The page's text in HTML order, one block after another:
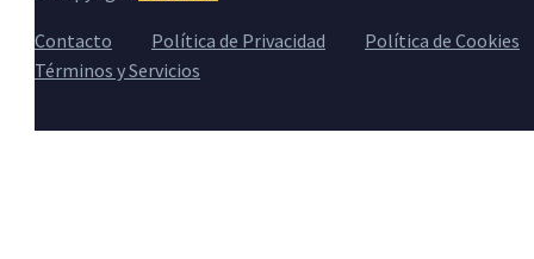
Contacto Política de Privacidad
Política de Cookies
Términos y Servicios